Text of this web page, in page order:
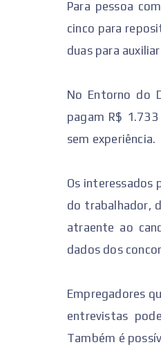
Para pessoa
cinco para
duas para
No Entorno do
pagam R$
sem experiência.
Os interessados
do trabalhador,
atraente ao
dados dos
Empregadores
entrevistas
Também é